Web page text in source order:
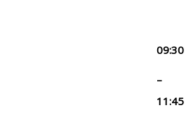
09:30
–
11:45